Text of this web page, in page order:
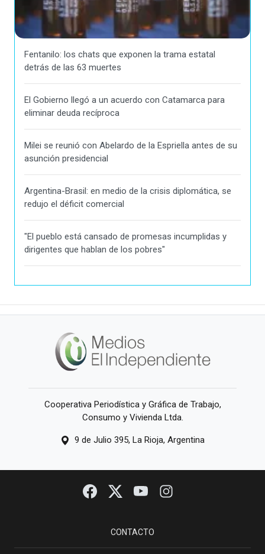
Fentanilo: los chats que exponen la trama estatal
detrás de las 63 muertes
El Gobierno llegó a un acuerdo con Catamarca para
eliminar deuda recíproca
Milei se reunió con Abelardo de la Espriella antes de su
asunción presidencial
Argentina-Brasil: en medio de la crisis diplomática, se
redujo el déficit comercial
"El pueblo está cansado de promesas incumplidas y
dirigentes que hablan de los pobres"
Cooperativa Periodística y Gráfica de Trabajo,
Consumo y Vivienda Ltda.
9 de Julio 395, La Rioja, Argentina
CONTACTO